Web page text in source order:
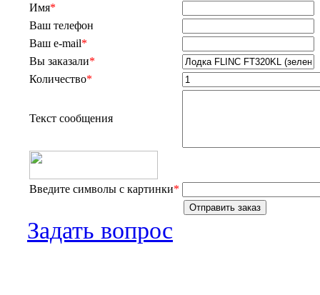
Имя*
Ваш телефон
Ваш e-mail*
Вы заказали*
Количество*
Текст сообщения
Введите символы с картинки*
Задать вопрос